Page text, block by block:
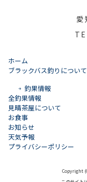
愛
ホーム
ブラックバス釣りについて
釣果情報
全釣果情報
見晴茶屋について
お食事
お知らせ
天気予報
プライバシーポリシー
Copyright